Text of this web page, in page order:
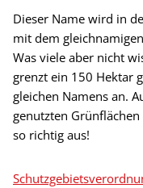
Dieser Name wird in
mit dem
Was viele aber nicht
grenzt ein 150 Hektar
gleichen Namens an.
genutzten
so richtig aus!